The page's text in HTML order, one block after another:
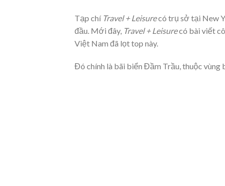
Tạp chí Travel + Leisurecó trụ sở tại New
đầu. Mới đây, Travel + Leisurecó bài viết
Việt Nam đã lọt top này.
Đó chính là bãi biển Đầm Trầu, thuộc vùng